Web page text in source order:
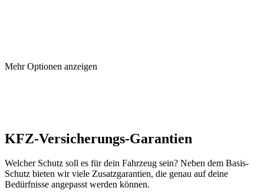
Mehr Optionen anzeigen
KFZ-Versicherungs-Garantien
Welcher Schutz soll es für dein Fahrzeug sein? Neben dem Basis-
Schutz bieten wir viele Zusatzgarantien, die genau auf deine
Bedürfnisse angepasst werden können.